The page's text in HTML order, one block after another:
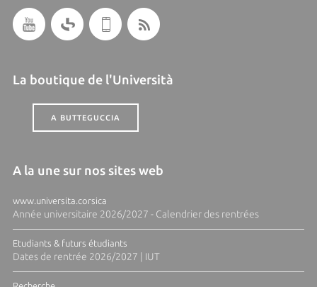
La boutique de l'Università
A BUTTEGUCCIA
A la une sur nos sites web
www.universita.corsica
Année universitaire 2026/2027 - Calendrier des rentrées
Etudiants & futurs étudiants
Dates de rentrée 2026/2027 | IUT